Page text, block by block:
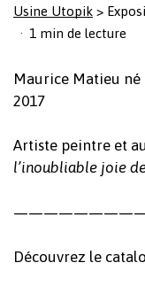
Usine Utopik >
1 min de lecture
Maurice Matieu né
2017
Artiste peintre et
l’inoubliable joie
Découvrez le